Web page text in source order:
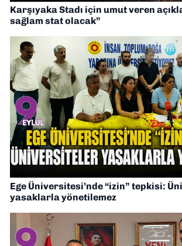
Karşıyaka Stadı için umut veren
sağlam stat olacak”
Ege Üniversitesi’nde “izin” tepkisi:
yasaklarla yönetilemez